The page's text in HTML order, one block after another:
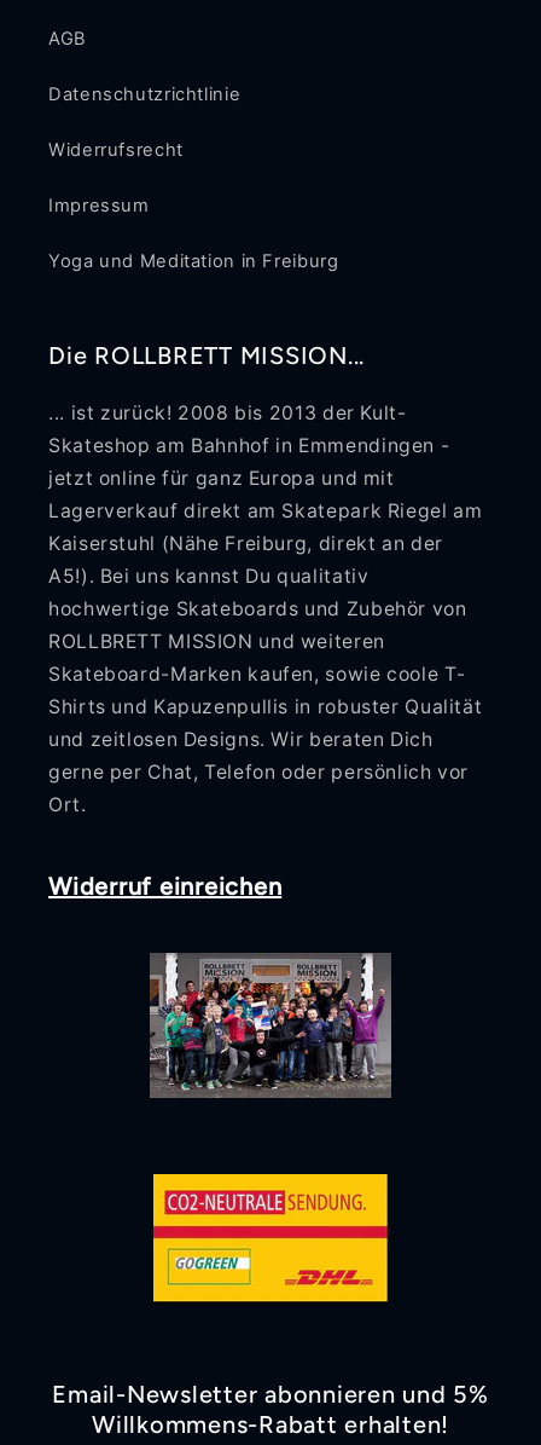
AGB
Datenschutzrichtlinie
Widerrufsrecht
Impressum
Yoga und Meditation in Freiburg
Die ROLLBRETT MISSION...
... ist zurück! 2008 bis 2013 der Kult-
Skateshop am Bahnhof in Emmendingen -
jetzt online für ganz Europa und mit
Lagerverkauf direkt am Skatepark Riegel am
Kaiserstuhl (Nähe Freiburg, direkt an der
A5!). Bei uns kannst Du qualitativ
hochwertige Skateboards und Zubehör von
ROLLBRETT MISSION und weiteren
Skateboard-Marken kaufen, sowie coole T-
Shirts und Kapuzenpullis in robuster Qualität
und zeitlosen Designs. Wir beraten Dich
gerne per Chat, Telefon oder persönlich vor
Ort.
Widerruf einreichen
Email-Newsletter abonnieren und 5%
Willkommens-Rabatt erhalten!